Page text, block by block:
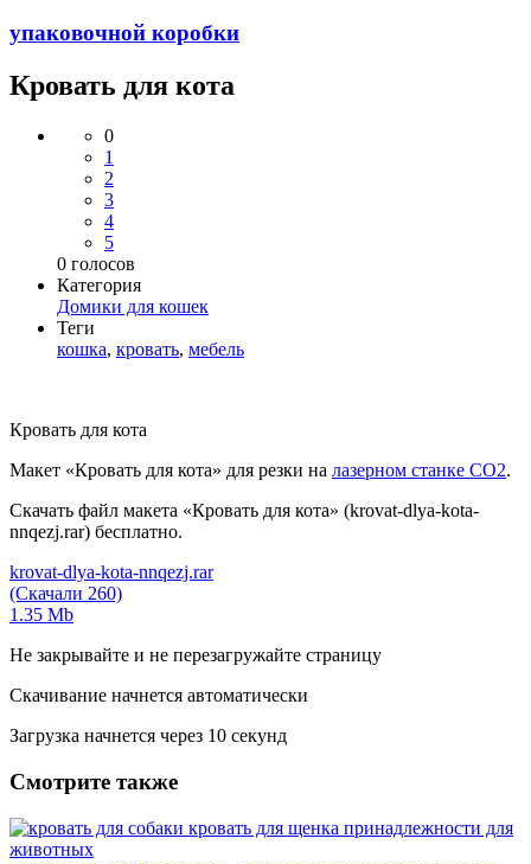
упаковочной коробки
Кровать для кота
0
1
2
3
4
5
0 голосов
Категория
Домики для кошек
Теги
кошка, кровать, мебель
Кровать для кота
Макет «Кровать для кота» для резки на лазерном станке СО2.
Скачать файл макета «Кровать для кота» (krovat-dlya-kota-
nnqezj.rar) бесплатно.
krovat-dlya-kota-nnqezj.rar
(Скачали 260)
1.35 Mb
Не закрывайте и не перезагружайте страницу
Скачивание начнется автоматически
Загрузка начнется через 10 секунд
Смотрите также